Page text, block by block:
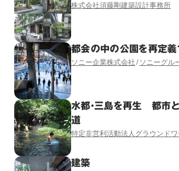
株式会社須藤剛建築設計事務所
都会の中の公園を再定義
ソニー企業株式会社 ソニーグル
水都・三島を再生 都市
道
特定非営利活動法人グラウンド
建築